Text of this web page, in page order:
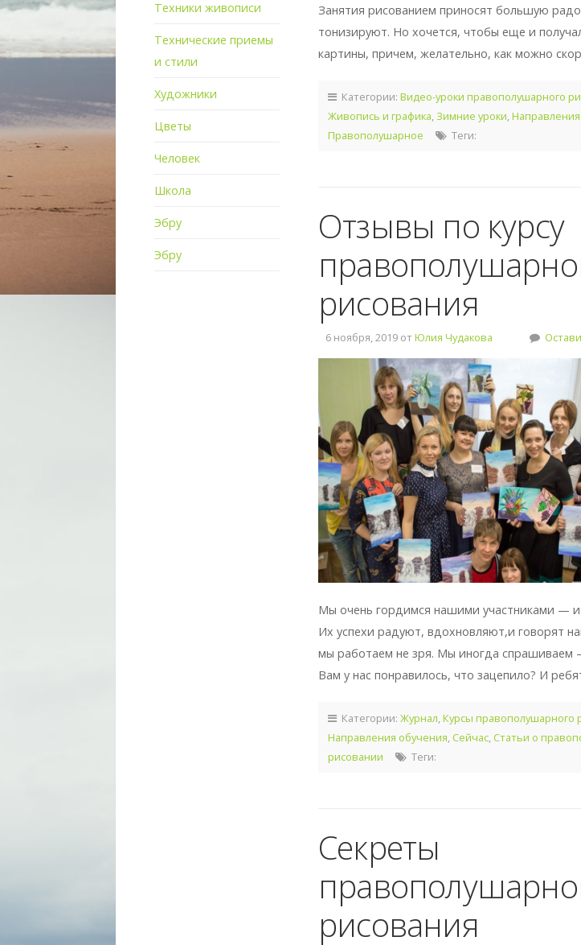
Техники живописи
Технические приемы
и стили
Художники
Цветы
Человек
Школа
Эбру
Эбру
Занятия рисованием приносят большую
тонизируют. Но хочется, чтобы еще и
картины, причем, желательно, как можно
Категории: Видео-уроки правополушарного
Живопись и графика, Зимние уроки,
Правополушарное
Теги:
Отзывы по курсу
рисования
6 ноября, 2019 от Юлия Чудакова
Мы очень гордимся нашими участниками — и
Их успехи радуют, вдохновляют,и говорят
мы работаем не зря. Мы иногда спрашиваем
Вам у нас понравилось, что зацепило? И
Категории: Журнал,Курсы правополушарного
Направления обучения,Сейчас,Статьи о
рисовании
Теги:
Секреты
рисования